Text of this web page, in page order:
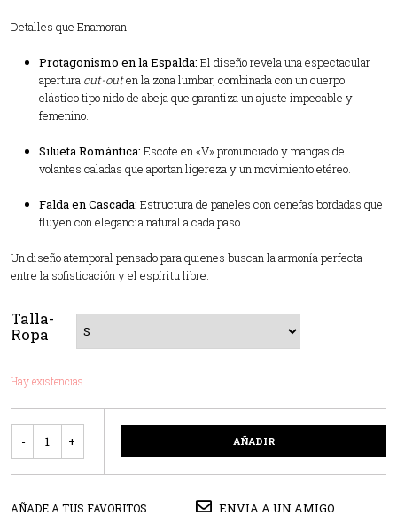
Detalles que Enamoran:
Protagonismo en la Espalda: El diseño revela una espectacular
apertura cut-outen la zona lumbar, combinada con un cuerpo
elástico tipo nido de abeja que garantiza un ajuste impecable y
femenino.
Silueta Romántica: Escote en «V» pronunciado y mangas de
volantes caladas que aportan ligereza y un movimiento etéreo.
Falda en Cascada: Estructura de paneles con cenefas bordadas que
fluyen con elegancia natural a cada paso.
Un diseño atemporal pensado para quienes buscan la armonía perfecta
entre la sofisticación y el espíritu libre.
Talla-
Ropa
Hay existencias
AÑADIR
AÑADE A TUS FAVORITOS ENVIA A UN AMIGO